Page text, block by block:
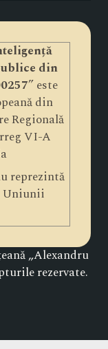
din
” este
din
Regională
VI-A
reprezintă
Uniunii
„Alexandru
rezervate.